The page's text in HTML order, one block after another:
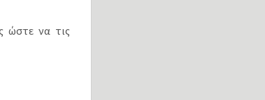
ώστε να τις